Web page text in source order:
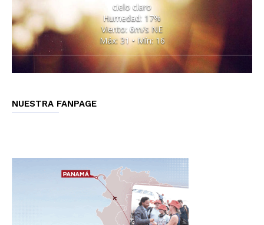
cielo claro
Humedad: 17%
Viento: 6m/s NE
Máx: 31 • Mín: 16
NUESTRA FANPAGE